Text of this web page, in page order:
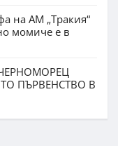
на АМ „Тракия“
момиче е в
ПЪРВЕНСТВО В